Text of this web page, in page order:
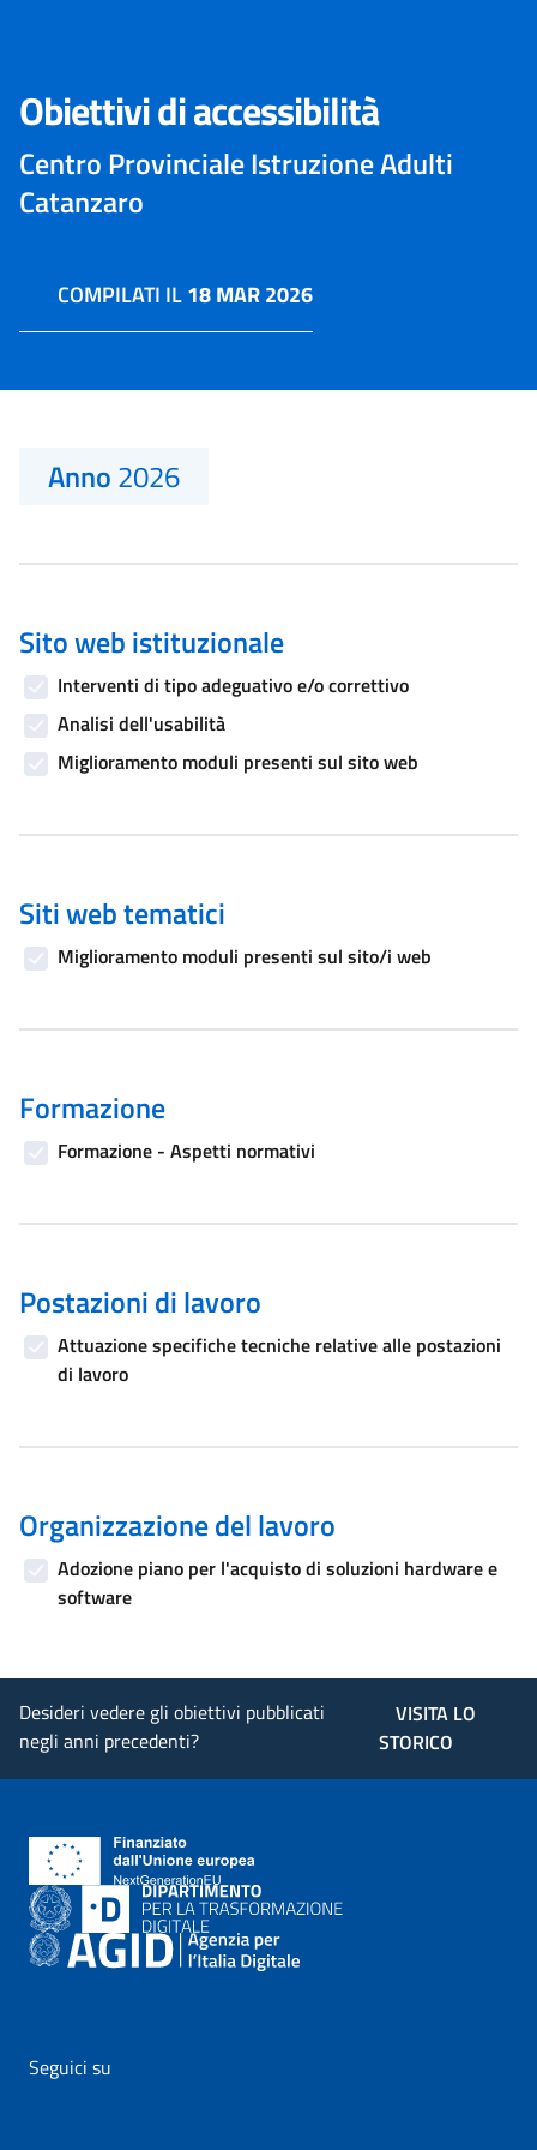
Obiettivi di accessibilità
Centro Provinciale Istruzione Adulti
Catanzaro
COMPILATI IL18 MAR 2026
Anno2026
Sito web istituzionale
Interventi di tipo adeguativo e/o correttivo
Analisi dell'usabilità
Miglioramento moduli presenti sul sito web
Siti web tematici
Miglioramento moduli presenti sul sito/i web
Formazione
Formazione - Aspetti normativi
Postazioni di lavoro
Attuazione specifiche tecniche relative alle postazioni
di lavoro
Organizzazione del lavoro
Adozione piano per l'acquisto di soluzioni hardware e
software
Desideri vedere gli obiettivi pubblicati
negli anni precedenti?
VISITA LO
STORICO
Seguici su